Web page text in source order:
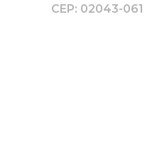
CEP: 02043-061